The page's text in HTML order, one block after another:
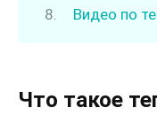
Видео по
Что такое